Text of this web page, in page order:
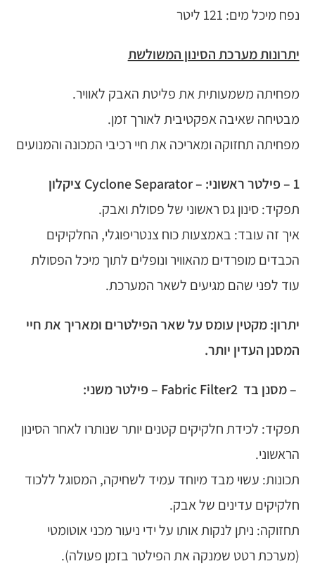
נפח מיכל מים: 121 ליטר
יתרונות מערכת הסינון המשולשת
מפחיתה משמעותית את פליטת האבק לאוויר.
מבטיחה שאיבה אפקטיבית לאורך זמן.
מפחיתה תחזוקה ומאריכה את חיי רכיבי המכונה והמנועים
1 – פילטר ראשוני: – Cyclone Separator
ציקלון
תפקיד: סינון גס ראשוני של פסולת ואבק.
איך זה עובד: באמצעות כוח צנטריפוגלי, החלקיקים
הכבדים מופרדים מהאוויר ונופלים לתוך מיכל הפסולת
עוד לפני שהם מגיעים לשאר המערכת.
יתרון: מקטין עומס על שאר הפילטרים ומאריך את חיי
המסנן העדין יותר.
– מסנן בד Fabric Filter2 – פילטר משני:
תפקיד: לכידת חלקיקים קטנים יותר שנותרו לאחר הסינון
הראשוני.
תכונות: עשוי מבד מיוחד עמיד לשחיקה, המסוגל ללכוד
חלקיקים עדינים של אבק.
תחזוקה: ניתן לנקות אותו על ידי ניעור מכני אוטומטי
(מערכת רטט שמנקה את הפילטר בזמן פעולה).